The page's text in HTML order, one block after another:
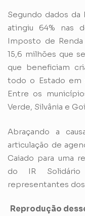
Segundo dados da
atingiu 64% nas
Imposto de
15,6 milhões que
que beneficiam
todo o Estado em
Entre os
Verde, Silvânia e
Abraçando a
articulação de
Caiado para uma
do IR
representantes
Reprodução